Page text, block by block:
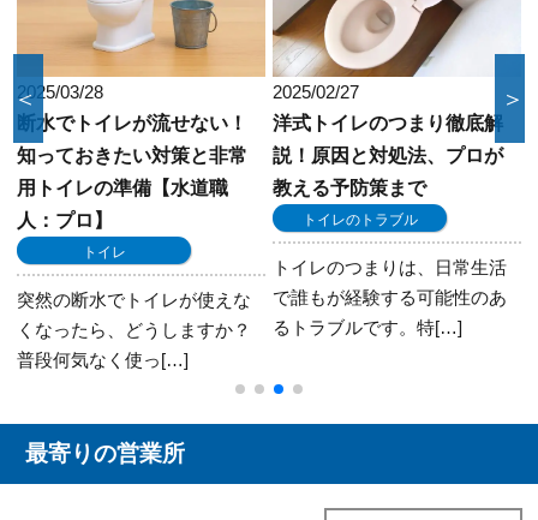
2025/03/28
断水でトイレが流せない！
知っておきたい対策と非常
用トイレの準備【水道職
人：プロ】
トイレ
突然の断水でトイレが使えな
くなったら、どうしますか？
普段何気なく使っ[…]
2025/02/27
洋式トイレのつまり徹底解
説！原因と対処法、プロが
教える予防策まで
トイレのトラブル
トイレのつまりは、日常生活
で誰もが経験する可能性のあ
るトラブルです。特[…]
＜ ＞
最寄りの営業所